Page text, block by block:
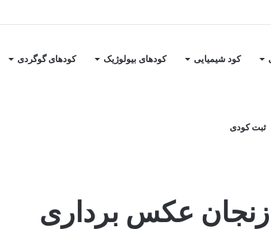
کود شیمیایی کودهای بیولوژیک کودهای گوگردی
ثبت کودی
زنجان عکس برداری